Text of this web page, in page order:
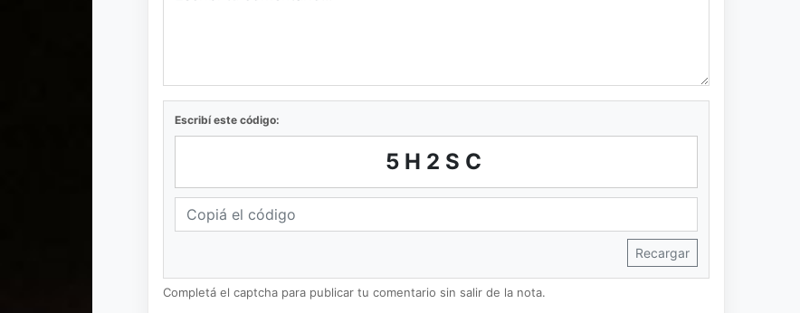
Escribí este código:
5H2SC
Recargar
Completá el captcha para publicar tu comentario sin salir de la nota.